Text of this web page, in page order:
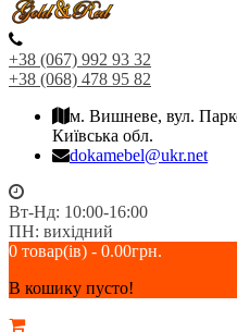
+38 (067) 992 93 32
+38 (068) 478 95 82
м. Вишневе, вул.
Київська обл.
dokamebel@ukr.net
Вт-Нд: 10:00-16:00
ПН: вихідний
0 товар(ів) - 0.00грн.
В кошику пусто!